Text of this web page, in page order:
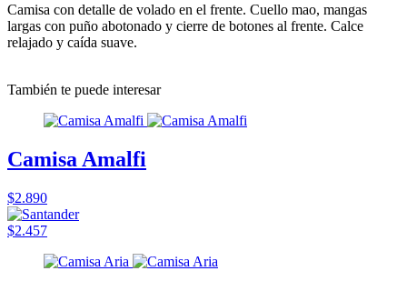
Camisa con detalle de volado en el frente. Cuello mao, mangas
largas con puño abotonado y cierre de botones al frente. Calce
relajado y caída suave.
También te puede interesar
Camisa Amalfi
$2.890
$2.457